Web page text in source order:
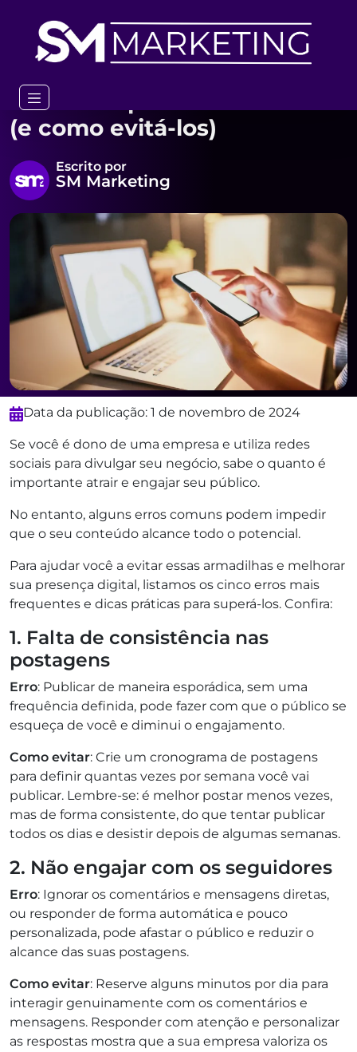
5 erros comuns ao criar conteúdo para redes sociais (e como
evitá-los)
conteúdo para redes sociais
(e como evitá-los)
Escrito por
SM Marketing
Data da publicação: 1 de novembro de 2024
Se você é dono de uma empresa e utiliza redes
sociais para divulgar seu negócio, sabe o quanto é
importante atrair e engajar seu público.
No entanto, alguns erros comuns podem impedir
que o seu conteúdo alcance todo o potencial.
Para ajudar você a evitar essas armadilhas e melhorar
sua presença digital, listamos os cinco erros mais
frequentes e dicas práticas para superá-los. Confira:
1. Falta de consistência nas
postagens
Erro: Publicar de maneira esporádica, sem uma
frequência definida, pode fazer com que o público se
esqueça de você e diminui o engajamento.
Como evitar: Crie um cronograma de postagens
para definir quantas vezes por semana você vai
publicar. Lembre-se: é melhor postar menos vezes,
mas de forma consistente, do que tentar publicar
todos os dias e desistir depois de algumas semanas.
2. Não engajar com os seguidores
Erro: Ignorar os comentários e mensagens diretas,
ou responder de forma automática e pouco
personalizada, pode afastar o público e reduzir o
alcance das suas postagens.
Como evitar: Reserve alguns minutos por dia para
interagir genuinamente com os comentários e
mensagens. Responder com atenção e personalizar
as respostas mostra que a sua empresa valoriza os